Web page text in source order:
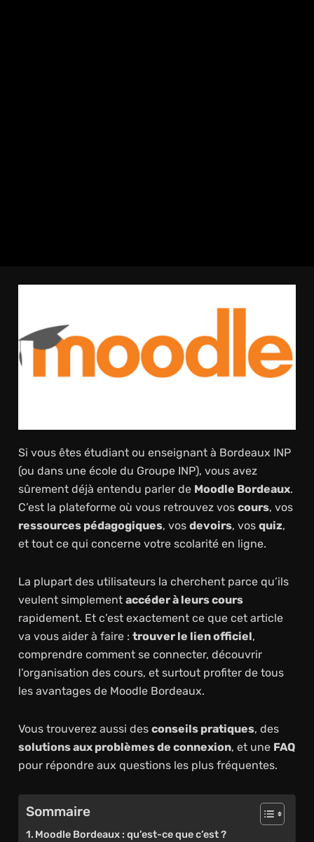
Si vous êtes étudiant ou enseignant à Bordeaux INP
(ou dans une école du Groupe INP), vous avez
sûrement déjà entendu parler de Moodle Bordeaux.
C’est la plateforme où vous retrouvez vos cours, vos
ressources pédagogiques, vos devoirs, vos quiz,
et tout ce qui concerne votre scolarité en ligne.
La plupart des utilisateurs la cherchent parce qu’ils
veulent simplement accéder à leurs cours
rapidement. Et c’est exactement ce que cet article
va vous aider à faire : trouver le lien officiel,
comprendre comment se connecter, découvrir
l’organisation des cours, et surtout profiter de tous
les avantages de Moodle Bordeaux.
Vous trouverez aussi des conseils pratiques, des
solutions aux problèmes de connexion, et une FAQ
pour répondre aux questions les plus fréquentes.
Sommaire
Moodle Bordeaux : qu’est-ce que c’est ?